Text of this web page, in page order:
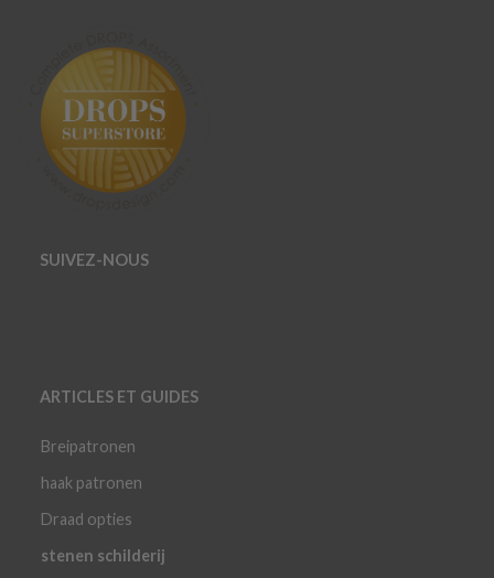
SUIVEZ-NOUS
ARTICLES ET GUIDES
Breipatronen
haak patronen
Draad opties
stenen schilderij